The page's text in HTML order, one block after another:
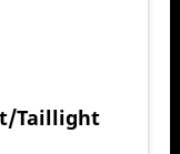
Taillight